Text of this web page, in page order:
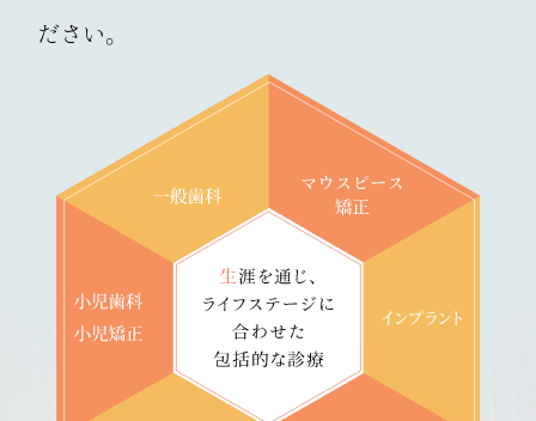
2025.12.27
【 年始の診療開始日について 】
診療開始 ：1月5日（月）～
WEB予約：休診中も24時間受付中
休暇期間中も予約システムをご利用いた
だけます。
来院をご検討中の方は、ぜひご活用くだ
さい。
2025.12.13
ださい。